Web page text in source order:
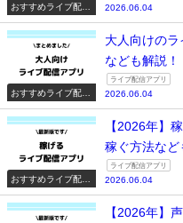
おすすめライブ配信
2026.06.04
おすすめライブ配信
大人向けの
なども解説！
ライブ配信アプリ
2026.06.04
おすすめライブ配信
【2026年】
稼ぐ方法など
ライブ配信アプリ
2026.06.04
【2026年】